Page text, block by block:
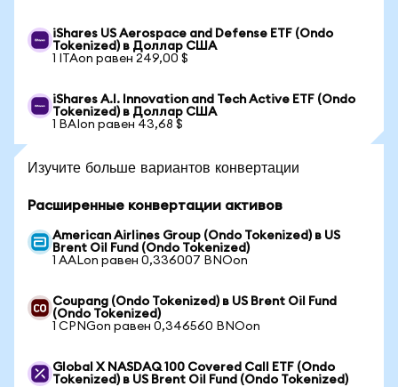
iShares US Aerospace and Defense ETF (Ondo
Tokenized) в Доллар США
1 ITAon равен 249,00 $
iShares A.I. Innovation and Tech Active ETF (Ondo
Tokenized) в Доллар США
1 BAIon равен 43,68 $
Изучите больше вариантов конвертации
Расширенные конвертации активов
American Airlines Group (Ondo Tokenized) в US
Brent Oil Fund (Ondo Tokenized)
1 AALon равен 0,336007 BNOon
Coupang (Ondo Tokenized) в US Brent Oil Fund
(Ondo Tokenized)
1 CPNGon равен 0,346560 BNOon
Global X NASDAQ 100 Covered Call ETF (Ondo
Tokenized) в US Brent Oil Fund (Ondo Tokenized)